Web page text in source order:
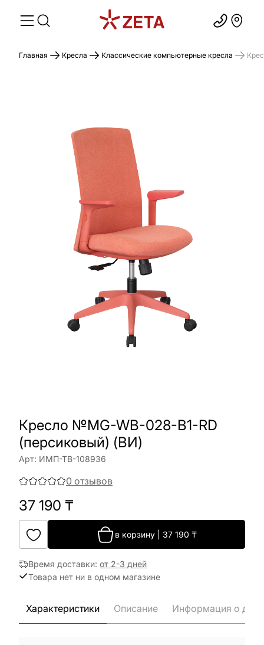
Главная Кресла Классические компьютерные кресла
Кресло №MG-WB-028-B1-RD
(персиковый) (ВИ)
Арт: ИМП-ТВ-108936
0 отзывов
37 190 ₸
в корзину 37 190 ₸
Время доставки: от 2-3 дней
Товара нет ни в одном магазине
Характеристики Описание Информация о